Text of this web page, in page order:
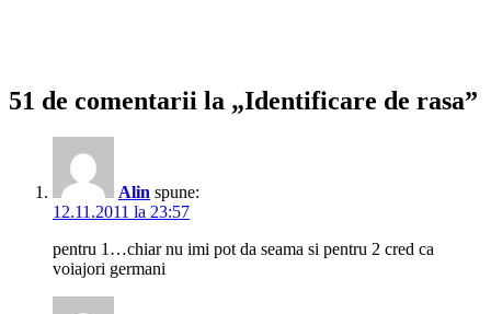
51 de comentarii la „Identificare de rasa”
Alin spune:
12.11.2011 la 23:57
pentru 1…chiar nu imi pot da seama si pentru 2 cred ca
voiajori germani